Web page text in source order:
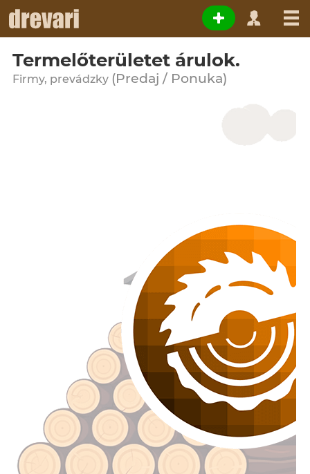
Termelőterületet árulok.
Firmy, prevádzky (Predaj / Ponuka)